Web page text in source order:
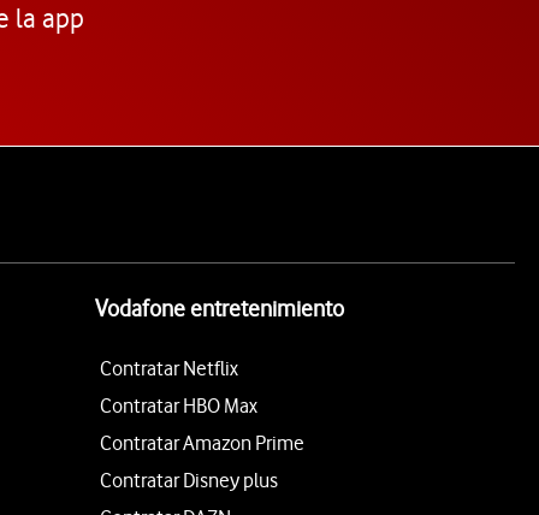
la app
Vodafone entretenimiento
Contratar Netflix
Contratar HBO Max
Contratar Amazon Prime
Contratar Disney plus